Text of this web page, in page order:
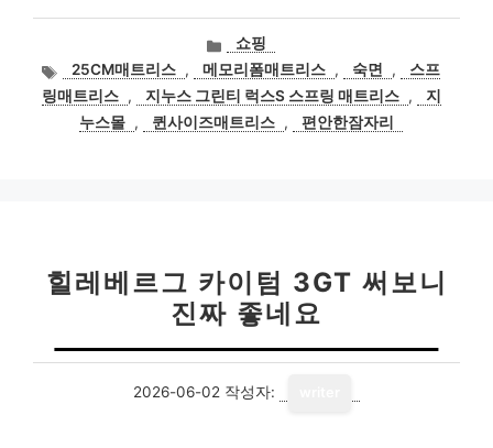
카
테
고
리
쇼핑
태
그
25CM매트리스 , 메모리폼매트리스 , 숙면 ,
스프
링매트리스 , 지누스 그린티 럭스S 스프링 매트리스 ,
지
누스몰 , 퀸사이즈매트리스 , 편안한잠자리
힐레베르그 카이텀 3GT 써보니
진짜 좋네요
2026-06-02 작성자: